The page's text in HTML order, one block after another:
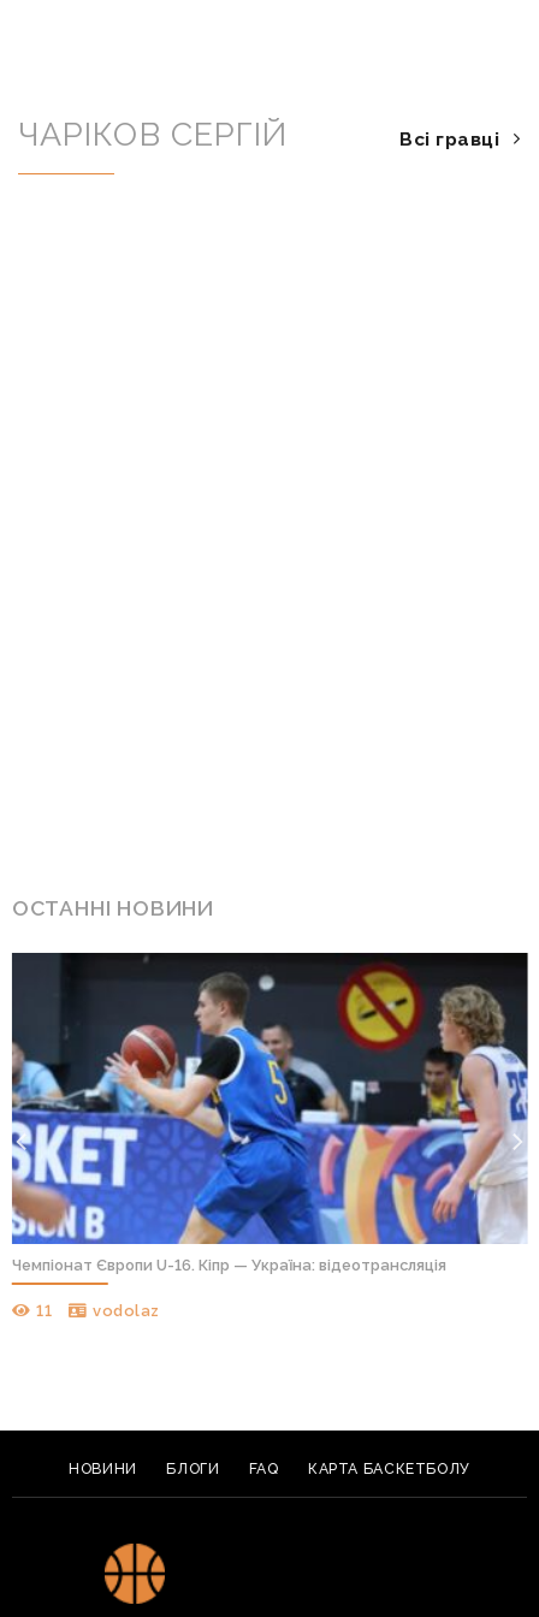
ЧАРІКОВ СЕРГІЙ Всі гравці
ОСТАННІ НОВИНИ
Чемпіонат Європи U-16. Кіпр — Україна: відеотрансляція
11 vodolaz
НОВИНИ БЛОГИ FAQ КАРТА БАСКЕТБОЛУ